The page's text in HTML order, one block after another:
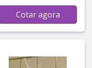
Cotar agora